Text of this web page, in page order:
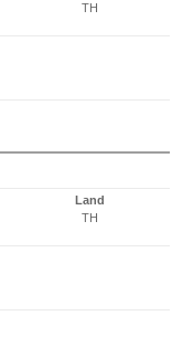
TH
Land
TH